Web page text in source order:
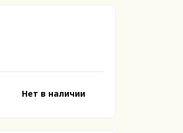
Нет в наличии